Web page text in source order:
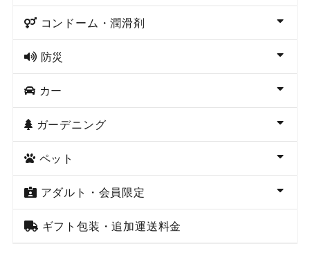
コンドーム・潤滑剤
防災
カー
ガーデニング
ペット
アダルト・会員限定
ギフト包装・追加運送料金